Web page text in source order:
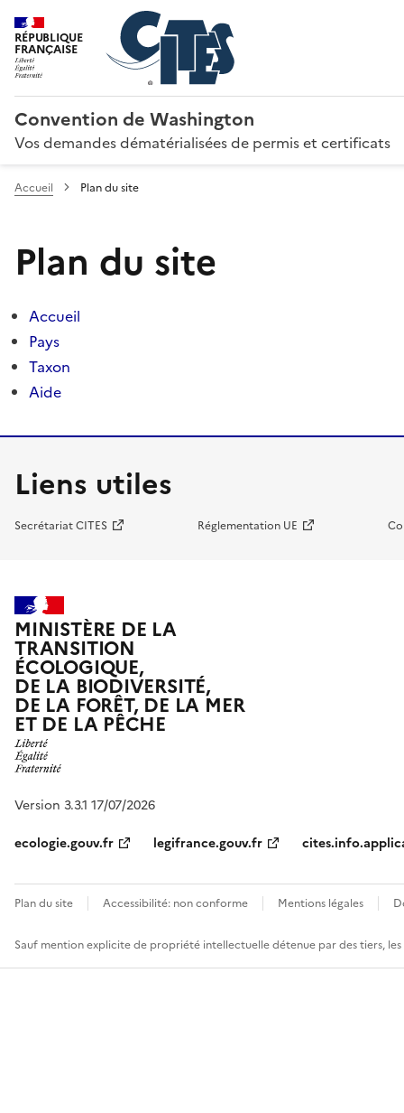
RÉPUBLIQUE
FRANÇAISE
Convention de Washington
Vos demandes dématérialisées de permis et certificats
Accueil Plan du site
Plan du site
Accueil
Pays
Taxon
Aide
Liens utiles
Secrétariat CITES Réglementation UE
MINISTÈRE DE LA
TRANSITION
ÉCOLOGIQUE,
DE LA BIODIVERSITÉ,
DE LA FORÊT, DE LA MER
ET DE LA PÊCHE
Version 3.3.1 17/07/2026
ecologie.gouv.fr
legifrance.gouv.fr
Plan du site Accessibilité: non conforme Mentions légales
Sauf mention explicite de propriété intellectuelle détenue par des tiers,